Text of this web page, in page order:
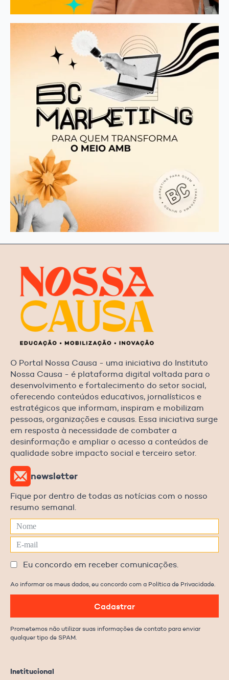
O Portal Nossa Causa - uma iniciativa do Instituto
Nossa Causa - é plataforma digital voltada para o
desenvolvimento e fortalecimento do setor social,
oferecendo conteúdos educativos, jornalísticos e
estratégicos que informam, inspiram e mobilizam
pessoas, organizações e causas. Essa iniciativa surge
em resposta à necessidade de combater a
desinformação e ampliar o acesso a conteúdos de
qualidade sobre impacto social e terceiro setor.
Institucional
newsletter
Fique por dentro de todas as notícias com o nosso
resumo semanal.
Eu concordo em receber comunicações.
Ao informar os meus dados, eu concordo com a Política de Privacidade.
Cadastrar
Prometemos não utilizar suas informações de contato para enviar
qualquer tipo de SPAM.